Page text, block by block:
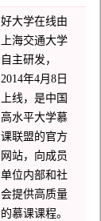
好大学在线由
上海交通大学
自主研发，
2014年4月8日
上线，是中国
高水平大学慕
课联盟的官方
网站，向成员
单位内部和社
会提供高质量
的慕课课程。